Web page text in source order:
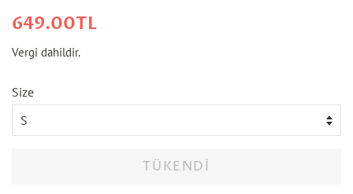
Normal
649.00TL
Vergi dahildir.
Size
TÜKENDI